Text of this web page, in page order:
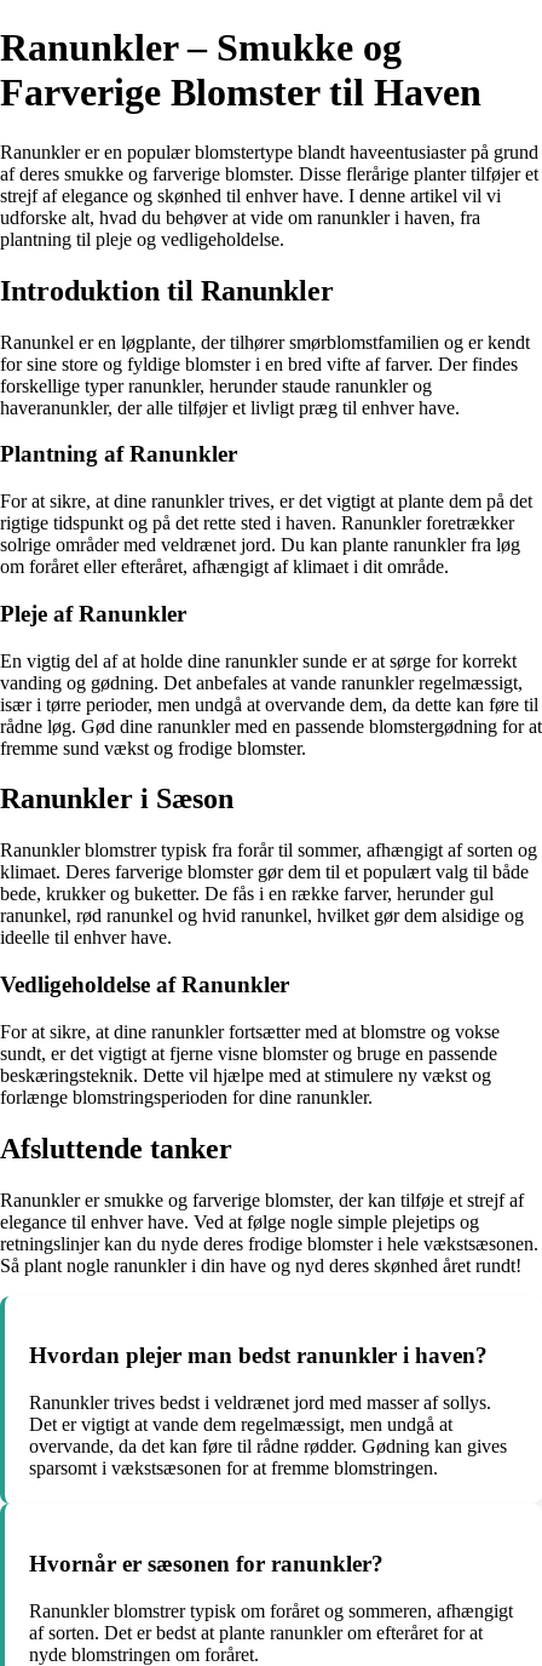
Ranunkler – Smukke og
Farverige Blomster til Haven
Ranunkler er en populær blomstertype blandt haveentusiaster på grund
af deres smukke og farverige blomster. Disse flerårige planter tilføjer et
strejf af elegance og skønhed til enhver have. I denne artikel vil vi
udforske alt, hvad du behøver at vide om ranunkler i haven, fra
plantning til pleje og vedligeholdelse.
Introduktion til Ranunkler
Ranunkel er en løgplante, der tilhører smørblomstfamilien og er kendt
for sine store og fyldige blomster i en bred vifte af farver. Der findes
forskellige typer ranunkler, herunder staude ranunkler og
haveranunkler, der alle tilføjer et livligt præg til enhver have.
Plantning af Ranunkler
For at sikre, at dine ranunkler trives, er det vigtigt at plante dem på det
rigtige tidspunkt og på det rette sted i haven. Ranunkler foretrækker
solrige områder med veldrænet jord. Du kan plante ranunkler fra løg
om foråret eller efteråret, afhængigt af klimaet i dit område.
Pleje af Ranunkler
En vigtig del af at holde dine ranunkler sunde er at sørge for korrekt
vanding og gødning. Det anbefales at vande ranunkler regelmæssigt,
især i tørre perioder, men undgå at overvande dem, da dette kan føre til
rådne løg. Gød dine ranunkler med en passende blomstergødning for at
fremme sund vækst og frodige blomster.
Ranunkler i Sæson
Ranunkler blomstrer typisk fra forår til sommer, afhængigt af sorten og
klimaet. Deres farverige blomster gør dem til et populært valg til både
bede, krukker og buketter. De fås i en række farver, herunder gul
ranunkel, rød ranunkel og hvid ranunkel, hvilket gør dem alsidige og
ideelle til enhver have.
Vedligeholdelse af Ranunkler
For at sikre, at dine ranunkler fortsætter med at blomstre og vokse
sundt, er det vigtigt at fjerne visne blomster og bruge en passende
beskæringsteknik. Dette vil hjælpe med at stimulere ny vækst og
forlænge blomstringsperioden for dine ranunkler.
Afsluttende tanker
Ranunkler er smukke og farverige blomster, der kan tilføje et strejf af
elegance til enhver have. Ved at følge nogle simple plejetips og
retningslinjer kan du nyde deres frodige blomster i hele vækstsæsonen.
Så plant nogle ranunkler i din have og nyd deres skønhed året rundt!
Hvordan plejer man bedst ranunkler i haven?
Ranunkler trives bedst i veldrænet jord med masser af sollys.
Det er vigtigt at vande dem regelmæssigt, men undgå at
overvande, da det kan føre til rådne rødder. Gødning kan gives
sparsomt i vækstsæsonen for at fremme blomstringen.
Hvornår er sæsonen for ranunkler?
Ranunkler blomstrer typisk om foråret og sommeren, afhængigt
af sorten. Det er bedst at plante ranunkler om efteråret for at
nyde blomstringen om foråret.